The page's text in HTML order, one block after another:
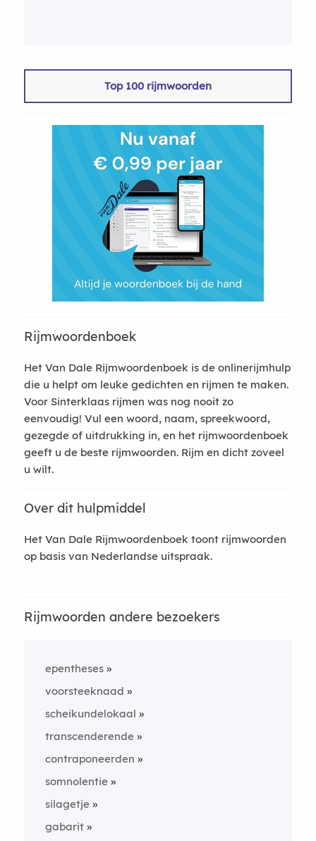
Top 100 rijmwoorden
Rijmwoordenboek
Het Van Dale Rijmwoordenboek is de onlinerijmhulp
die u helpt om leuke gedichten en rijmen te maken.
Voor Sinterklaas rijmen was nog nooit zo
eenvoudig! Vul een woord, naam, spreekwoord,
gezegde of uitdrukking in, en het rijmwoordenboek
geeft u de beste rijmwoorden. Rijm en dicht zoveel
u wilt.
Over dit hulpmiddel
Het Van Dale Rijmwoordenboek toont rijmwoorden
op basis van Nederlandse uitspraak.
Rijmwoorden andere bezoekers
epentheses
voorsteeknaad
scheikundelokaal
transcenderende
contraponeerden
somnolentie
silagetje
gabarit